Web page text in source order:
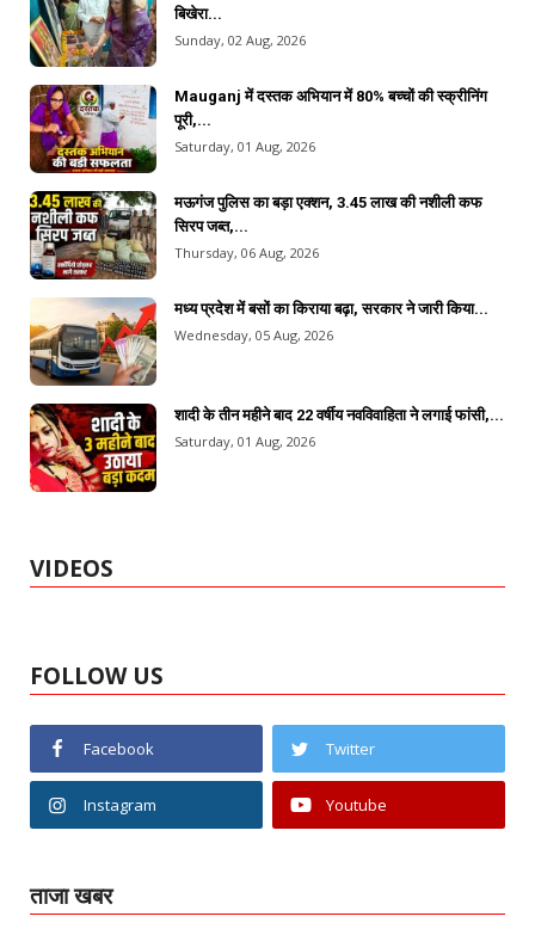
बिखेरा...
Sunday, 02 Aug, 2026
Mauganj में दस्तक अभियान में 80% बच्चों की स्क्रीनिंग
पूरी,...
Saturday, 01 Aug, 2026
मऊगंज पुलिस का बड़ा एक्शन, 3.45 लाख की नशीली कफ
सिरप जब्त,...
Thursday, 06 Aug, 2026
मध्य प्रदेश में बसों का किराया बढ़ा, सरकार ने जारी किया...
Wednesday, 05 Aug, 2026
शादी के तीन महीने बाद 22 वर्षीय नवविवाहिता ने लगाई फांसी,...
Saturday, 01 Aug, 2026
VIDEOS
FOLLOW US
Facebook Twitter
Instagram Youtube
ताजा खबर